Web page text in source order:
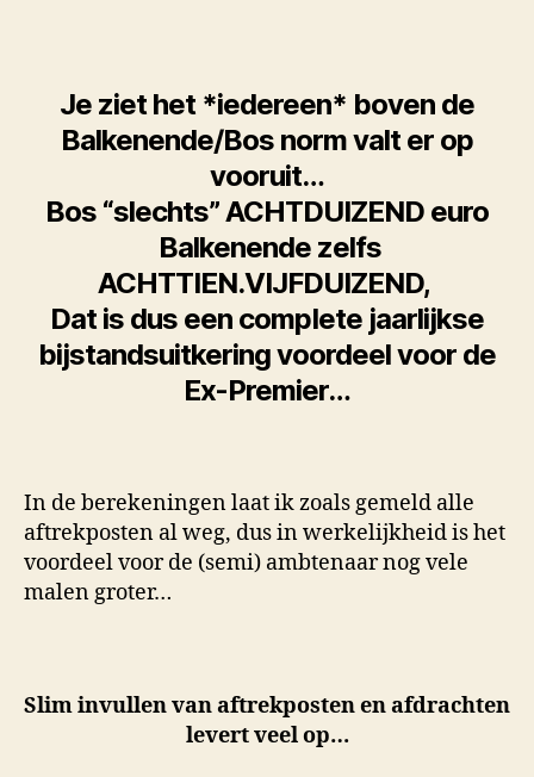
Je ziet het *iedereen* boven de
Balkenende/Bos norm valt er op
vooruit…
Bos “slechts” ACHTDUIZEND euro
Balkenende zelfs
ACHTTIEN.VIJFDUIZEND,
Dat is dus een complete jaarlijkse
bijstandsuitkering voordeel voor de
Ex-Premier…
In de berekeningen laat ik zoals gemeld alle
aftrekposten al weg, dus in werkelijkheid is het
voordeel voor de (semi) ambtenaar nog vele
malen groter…
Slim invullen van aftrekposten en afdrachten
levert veel op…